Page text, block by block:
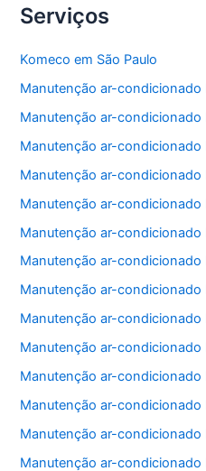
c
e
b
o
o
k
itt
er s
A
p
p
Serviços
Komeco em São Paulo
Manutenção ar-condicionado
Manutenção ar-condicionado
Manutenção ar-condicionado
Manutenção ar-condicionado
Manutenção ar-condicionado
Manutenção ar-condicionado
Manutenção ar-condicionado
Manutenção ar-condicionado
Manutenção ar-condicionado
Manutenção ar-condicionado
Manutenção ar-condicionado
Manutenção ar-condicionado
Manutenção ar-condicionado
Manutenção ar-condicionado